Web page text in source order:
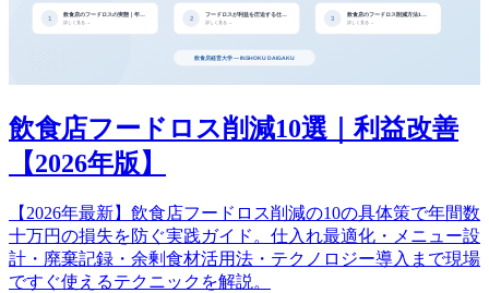
飲食店フードロス削減10選｜利益改善
【2026年版】
【2026年最新】飲食店フードロス削減の10の具体策で年間数
十万円の損失を防ぐ実践ガイド。仕入れ最適化・メニュー設
計・廃棄記録・余剰食材活用法・テクノロジー導入まで現場
ですぐ使えるテクニックを解説。